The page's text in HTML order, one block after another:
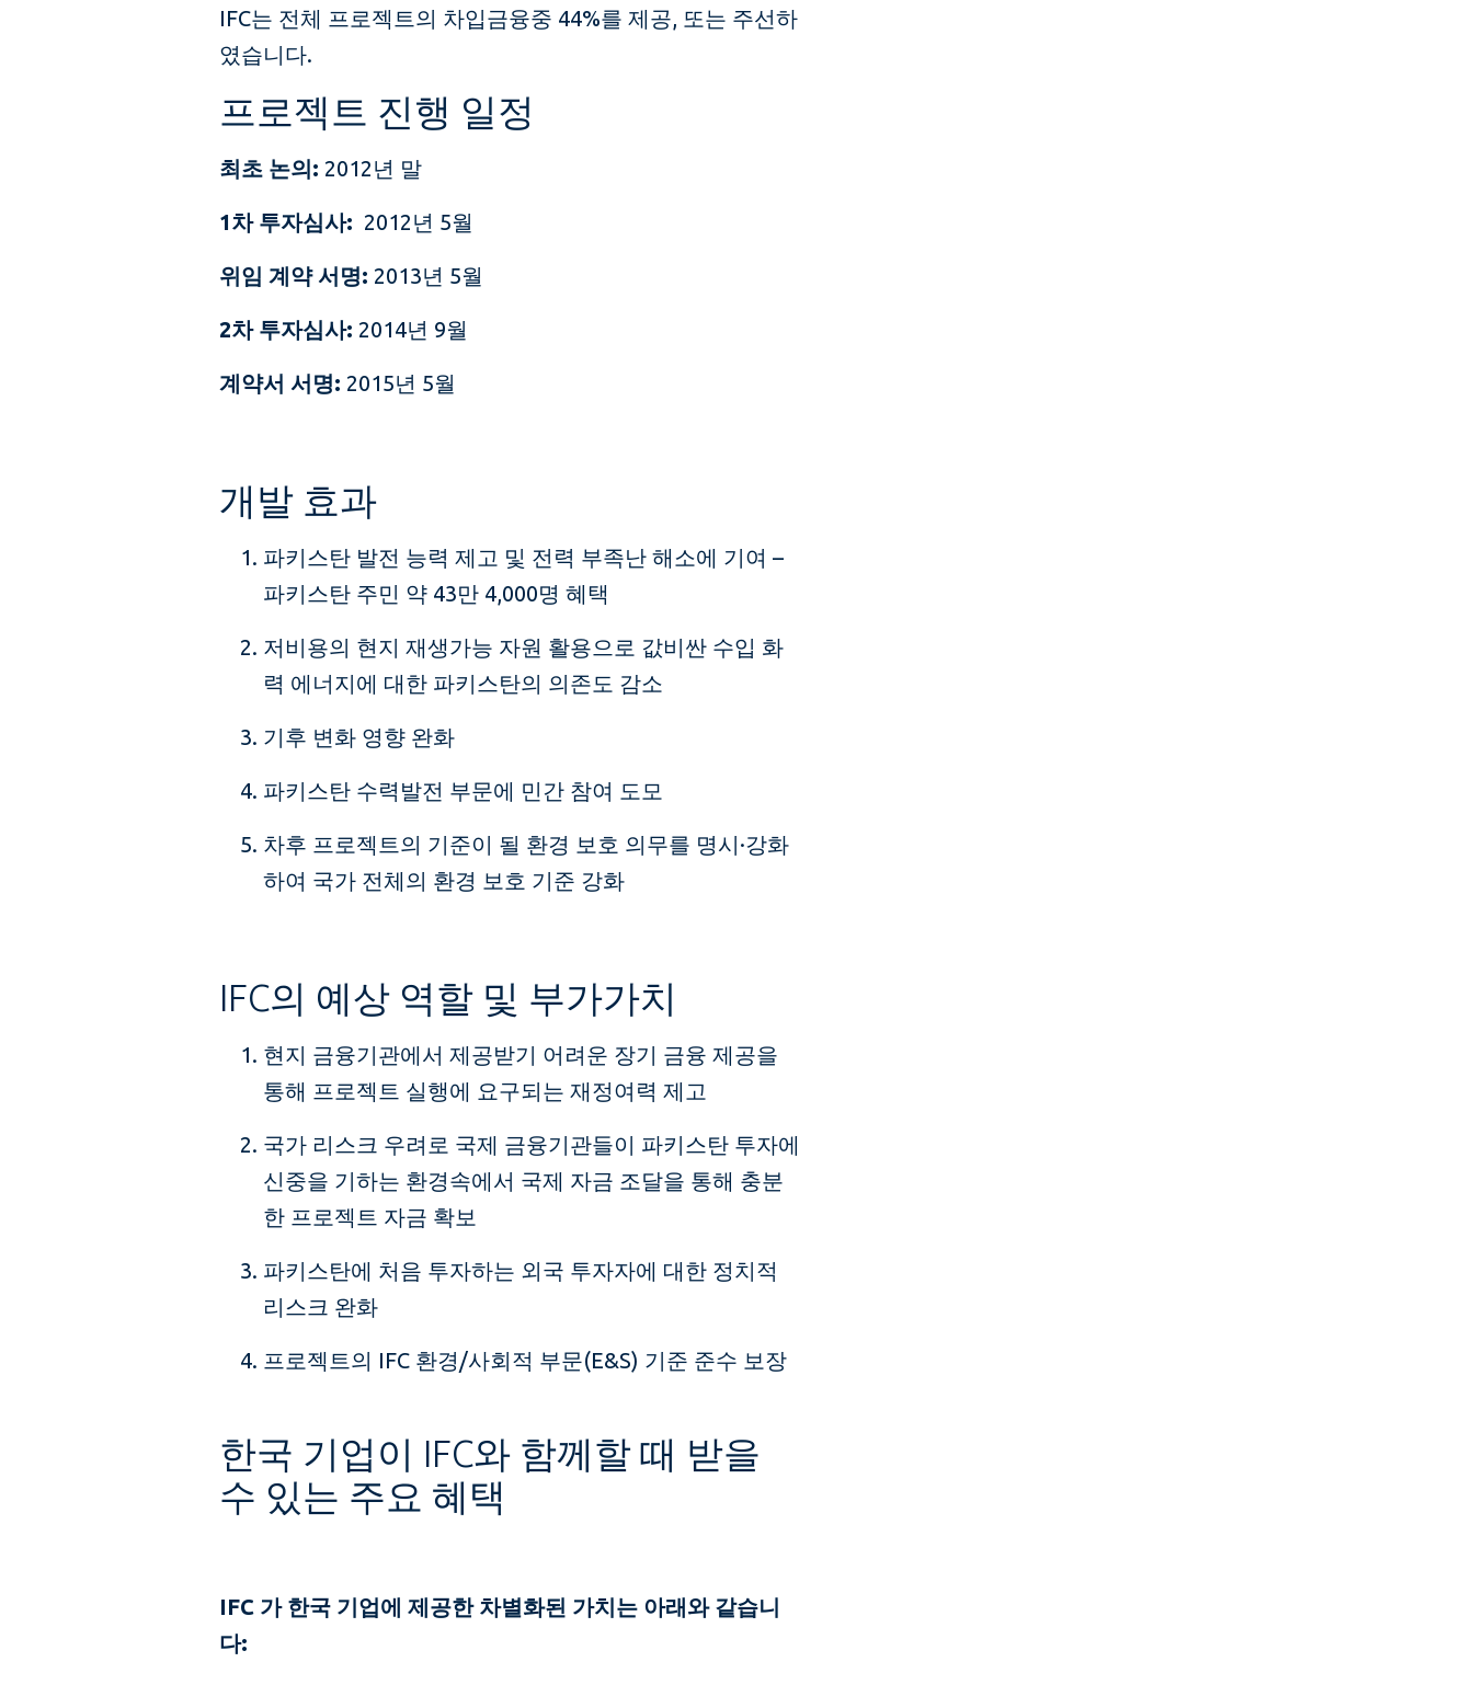
IFC는 전체 프로젝트의 차입금융중 44%를 제공, 또는 주선하
였습니다.
프로젝트 진행 일정
최초 논의: 2012년 말
1차 투자심사: 2012년 5월
위임 계약 서명: 2013년 5월
2차 투자심사: 2014년 9월
계약서 서명: 2015년 5월
개발 효과
파키스탄 발전 능력 제고 및 전력 부족난 해소에 기여 –
파키스탄 주민 약 43만 4,000명 혜택
저비용의 현지 재생가능 자원 활용으로 값비싼 수입 화
력 에너지에 대한 파키스탄의 의존도 감소
기후 변화 영향 완화
파키스탄 수력발전 부문에 민간 참여 도모
차후 프로젝트의 기준이 될 환경 보호 의무를 명시·강화
하여 국가 전체의 환경 보호 기준 강화
IFC의 예상 역할 및 부가가치
현지 금융기관에서 제공받기 어려운 장기 금융 제공을
통해 프로젝트 실행에 요구되는 재정여력 제고
국가 리스크 우려로 국제 금융기관들이 파키스탄 투자에
신중을 기하는 환경속에서 국제 자금 조달을 통해 충분
한 프로젝트 자금 확보
파키스탄에 처음 투자하는 외국 투자자에 대한 정치적
리스크 완화
프로젝트의 IFC 환경/사회적 부문(E&S) 기준 준수 보장
한국 기업이 IFC와 함께할 때 받을
수 있는 주요 혜택
IFC 가 한국 기업에 제공한 차별화된 가치는 아래와 같습니
다: